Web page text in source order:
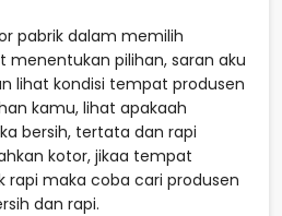
pabrik dalam memilih
menentukan pilihan, saran aku
lihat kondisi tempat produsen
kamu, lihat apakaah
bersih, tertata dan rapi
kotor, jikaa tempat
rapi maka coba cari produsen
dan rapi.